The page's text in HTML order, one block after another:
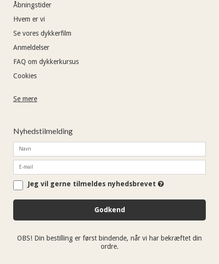
Åbningstider
Hvem er vi
Se vores dykkerfilm
Anmeldelser
FAQ om dykkerkursus
Cookies
Se mere
Nyhedstilmelding
Jeg vil gerne tilmeldes nyhedsbrevet
Godkend
OBS! Din bestilling er først bindende, når vi har bekræftet din
ordre.